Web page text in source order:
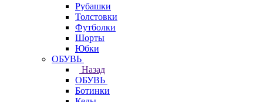
Рубашки
Толстовки
Футболки
Шорты
Юбки
ОБУВЬ
Назад
ОБУВЬ
Ботинки